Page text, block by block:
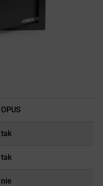
OPUS
tak
tak
nie